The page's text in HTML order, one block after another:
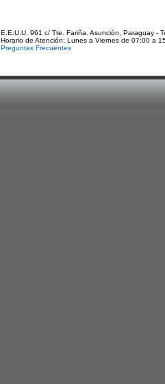
E.E.U.U. 961 c/ Tte. Fariña. Asunción, Paraguay -
Horario de Atención: Lunes a Viernes de 07:00 a
Preguntas Frecuentes